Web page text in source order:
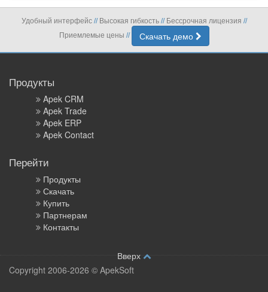
Удобный интерфейс//Высокая гибкость//Бессрочная лицензия //
Приемлемые цены // Скачать демо
Продукты
Apek CRM
Apek Trade
Apek ERP
Apek Contact
Перейти
Продукты
Скачать
Купить
Партнерам
Контакты
Вверх
Copyright 2006-2026 © ApekSoft